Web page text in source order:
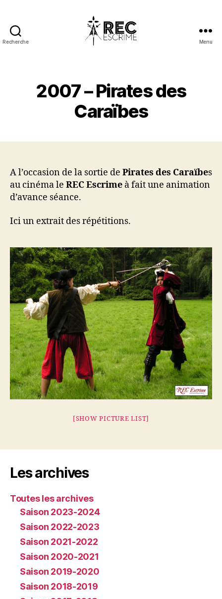
Recherche Menu
2007 – Pirates des
Caraïbes
A l’occasion de la sortie de Pirates des Caraïbes
au cinéma le REC Escrime à fait une animation
d’avance séance.
Ici un extrait des répétitions.
[SHOW PICTURE LIST]
Les archives
Toutes les archives
Saison 2023-2024
Saison 2022-2023
Saison 2021-2022
Saison 2020-2021
Saison 2019-2020
Saison 2018-2019